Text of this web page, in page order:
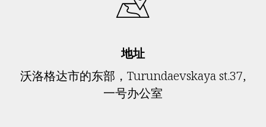
地址
沃洛格达市的东部，Turundaevskaya st.37,
一号办公室